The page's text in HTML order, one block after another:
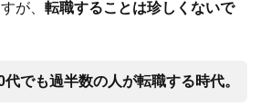
が、 転職することは珍しくないで
代でも過半数の人が転職する時代。